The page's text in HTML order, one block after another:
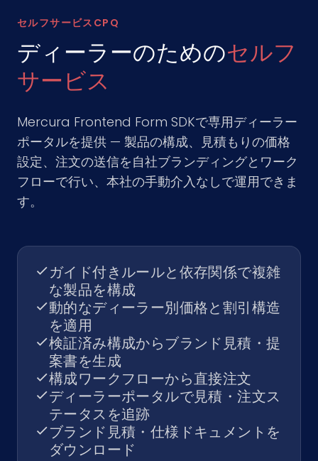
セルフサービスCPQ
ディーラーのためのセルフ
サービス
Mercura Frontend Form SDKで専用ディーラー
ポータルを提供 — 製品の構成、見積もりの価格
設定、注文の送信を自社ブランディングとワーク
フローで行い、本社の手動介入なしで運用できま
す。
ガイド付きルールと依存関係で複雑
な製品を構成
動的なディーラー別価格と割引構造
を適用
検証済み構成からブランド見積・提
案書を生成
構成ワークフローから直接注文
ディーラーポータルで見積・注文ス
テータスを追跡
ブランド見積・仕様ドキュメントを
ダウンロード